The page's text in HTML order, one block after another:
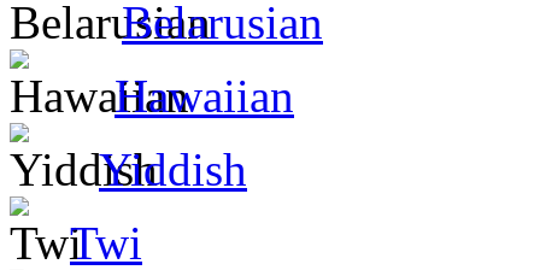
Belarusian
Hawaiian
Yiddish
Twi